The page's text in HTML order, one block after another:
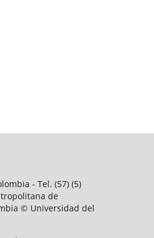
- Tel. (57) (5)
de
© Universidad del